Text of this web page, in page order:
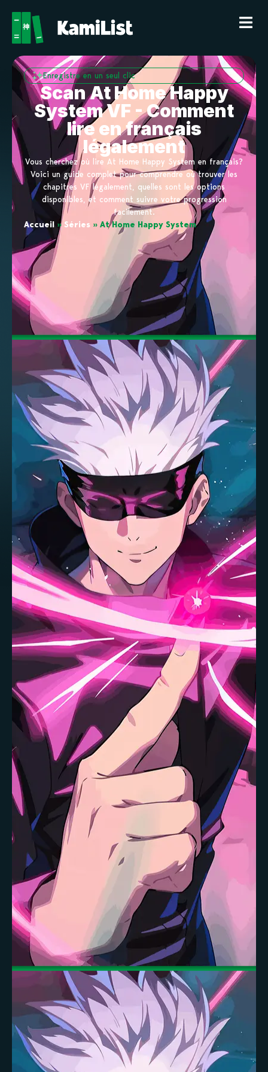
Enregistre en un seul clic
Scan At Home Happy
System VF - Comment
lire en français
légalement
Vous cherchez où lire At Home Happy System en français?
Voici un guide complet pour comprendre où trouver les
chapitres VF légalement, quelles sont les options
disponibles, et comment suivre votre progression
facilement.
Accueil » Séries » At Home Happy System